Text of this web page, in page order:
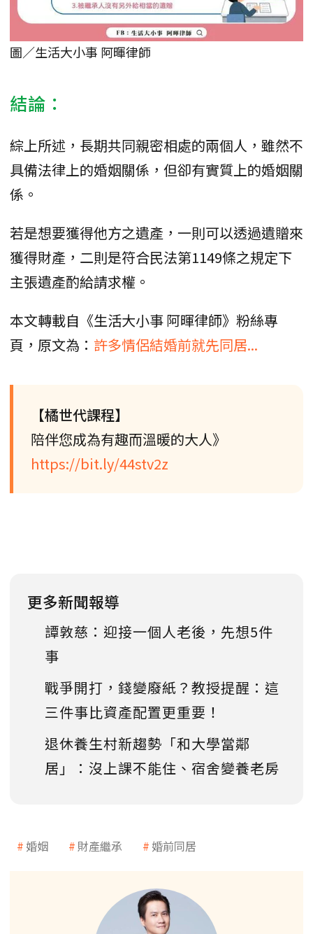
圖／生活大小事 阿暉律師
結論：
綜上所述，長期共同親密相處的兩個人，雖然不
具備法律上的婚姻關係，但卻有實質上的婚姻關
係。
若是想要獲得他方之遺產，一則可以透過遺贈來
獲得財產，二則是符合民法第1149條之規定下
主張遺產酌給請求權。
本文轉載自《生活大小事 阿暉律師》粉絲專
頁，原文為： 許多情侶結婚前就先同居...
【橘世代課程】
陪伴您成為有趣而溫暖的大人》
https://bit.ly/44stv2z
更多新聞報導
譚敦慈：迎接一個人老後，先想5件
事
戰爭開打，錢變廢紙？教授提醒：這
三件事比資產配置更重要！
退休養生村新趨勢「和大學當鄰
居」：沒上課不能住、宿舍變養老房
婚姻 財產繼承 婚前同居